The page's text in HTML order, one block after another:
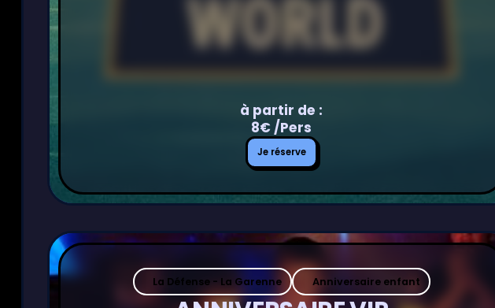
à partir de :
8€ /Pers
Je
réserve
Je réserve
La Défense - La Garenne Anniversaire enfant